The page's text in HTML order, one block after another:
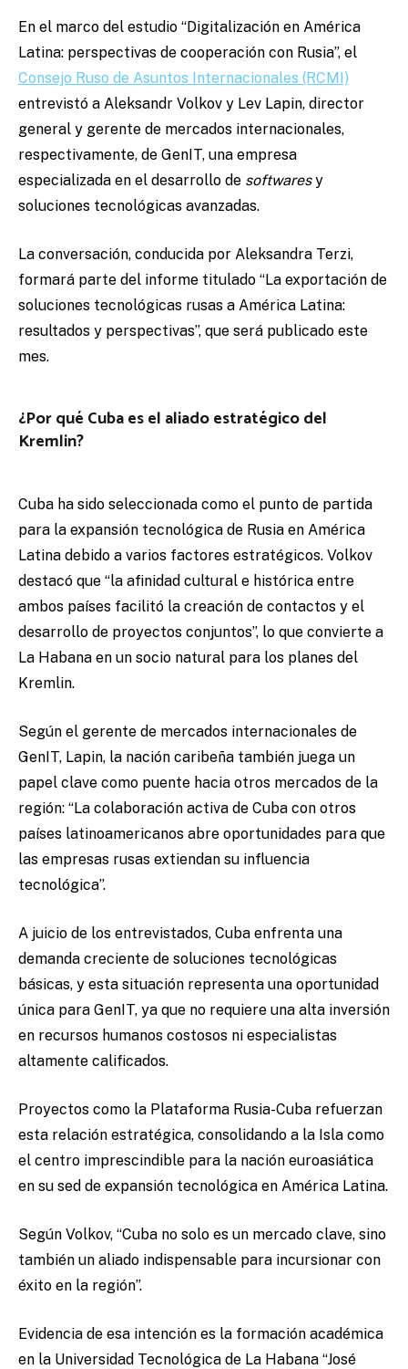
En el marco del estudio “Digitalización en América
Latina: perspectivas de cooperación con Rusia”, el
Consejo Ruso de Asuntos Internacionales (RCMI)
entrevistó a Aleksandr Volkov y Lev Lapin, director
general y gerente de mercados internacionales,
respectivamente, de GenIT, una empresa
especializada en el desarrollo de softwaresy
soluciones tecnológicas avanzadas.
La conversación, conducida por Aleksandra Terzi,
formará parte del informe titulado “La exportación de
soluciones tecnológicas rusas a América Latina:
resultados y perspectivas”, que será publicado este
mes.
¿Por qué Cuba es el aliado estratégico del
Kremlin?
Cuba ha sido seleccionada como el punto de partida
para la expansión tecnológica de Rusia en América
Latina debido a varios factores estratégicos. Volkov
destacó que “la afinidad cultural e histórica entre
ambos países facilitó la creación de contactos y el
desarrollo de proyectos conjuntos”, lo que convierte a
La Habana en un socio natural para los planes del
Kremlin.
Según el gerente de mercados internacionales de
GenIT, Lapin, la nación caribeña también juega un
papel clave como puente hacia otros mercados de la
región: “La colaboración activa de Cuba con otros
países latinoamericanos abre oportunidades para que
las empresas rusas extiendan su influencia
tecnológica”.
A juicio de los entrevistados, Cuba enfrenta una
demanda creciente de soluciones tecnológicas
básicas, y esta situación representa una oportunidad
única para GenIT, ya que no requiere una alta inversión
en recursos humanos costosos ni especialistas
altamente calificados.
Proyectos como la Plataforma Rusia-Cuba refuerzan
esta relación estratégica, consolidando a la Isla como
el centro imprescindible para la nación euroasiática
en su sed de expansión tecnológica en América Latina.
Según Volkov, “Cuba no solo es un mercado clave, sino
también un aliado indispensable para incursionar con
éxito en la región”.
Evidencia de esa intención es la formación académica
en la Universidad Tecnológica de La Habana “José